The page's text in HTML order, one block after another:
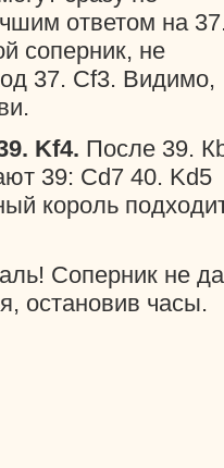
ответом на
соперник, не
37. Cf3. Видимо,
Kf4. После 39.
39: Сd7 40. Kd5
король
Соперник не
остановив часы.